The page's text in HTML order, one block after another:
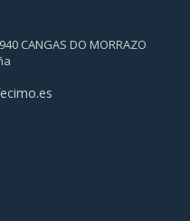
CANGAS DO MORRAZO